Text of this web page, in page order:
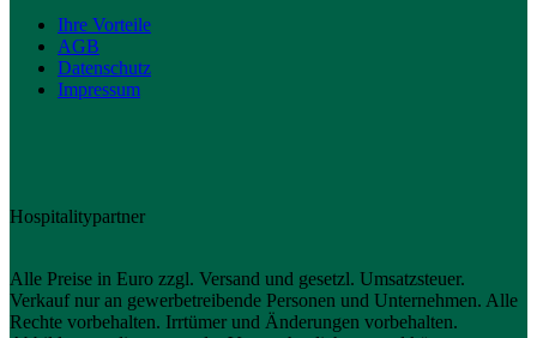
Ihre Vorteile
AGB
Datenschutz
Impressum
Hospitalitypartner
Alle Preise in Euro zzgl. Versand und gesetzl. Umsatzsteuer.
Verkauf nur an gewerbetreibende Personen und Unternehmen. Alle
Rechte vorbehalten. Irrtümer und Änderungen vorbehalten.